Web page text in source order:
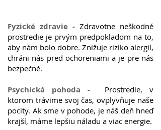
Fyzické zdravie - Zdravotne neškodné
prostredie je prvým predpokladom na to,
aby nám bolo dobre. Znižuje riziko alergií,
chráni nás pred ochoreniami a je pre nás
bezpečné.
Psychická pohoda -
Prostredie, v
ktorom trávime svoj čas, ovplyvňuje naše
pocity. Ak sme v pohode, je náš deň hneď
krajší, máme lepšiu náladu a viac energie.